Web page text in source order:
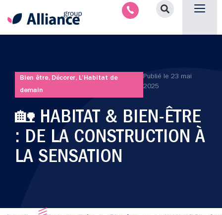
Bien être, Décorer, L’Habitat de
demain
Publié le 23 mai
2025
🏡 HABITAT & BIEN-ÊTRE
: DE LA CONSTRUCTION À
LA SENSATION